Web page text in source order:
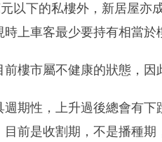
以下的私樓外，新居屋亦
上車客最少要持有相當於
前樓市屬不健康的狀態，因
週期性，上升過後總會有
前是收割期，不是播種期